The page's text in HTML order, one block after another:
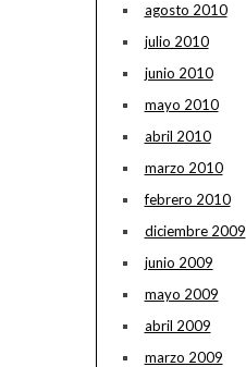
agosto 2010
julio 2010
junio 2010
mayo 2010
abril 2010
marzo 2010
febrero 2010
diciembre 2009
junio 2009
mayo 2009
abril 2009
marzo 2009